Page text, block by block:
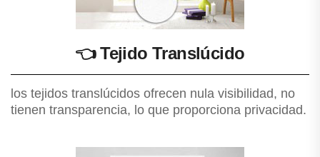
👈Tejido Translúcido
los tejidos translúcidos ofrecen nula visibilidad, no
tienen transparencia, lo que proporciona privacidad.